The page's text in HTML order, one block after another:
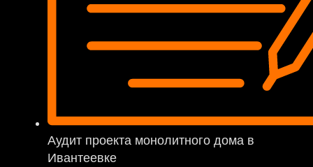
Аудит проекта монолитного дома в
Ивантеевке